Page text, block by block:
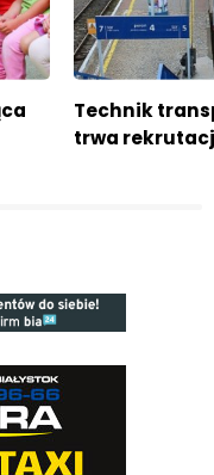
Technik
trwa